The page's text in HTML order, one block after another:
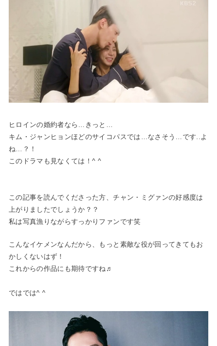
ヒロインの婚約者なら…きっと…
キム・ジャンヒョンほどのサイコパスでは…なさそう…です..よ
ね…？！
このドラマも見なくては！^ ^
この記事を読んでくださった方、チャン・ミグァンの好感度は
上がりましたでしょうか？？
私は写真漁りながらすっかりファンです笑
こんなイケメンなんだから、もっと素敵な役が回ってきてもお
かしくないはず！
これからの作品にも期待ですね♬
ではでは^ ^